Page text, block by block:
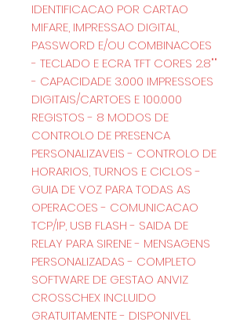
IDENTIFICACAO POR CARTAO
MIFARE, IMPRESSAO DIGITAL,
PASSWORD E/OU COMBINACOES
- TECLADO E ECRA TFT CORES 2.8""
- CAPACIDADE 3.000 IMPRESSOES
DIGITAIS/CARTOES E 100.000
REGISTOS - 8 MODOS DE
CONTROLO DE PRESENCA
PERSONALIZAVEIS - CONTROLO DE
HORARIOS, TURNOS E CICLOS -
GUIA DE VOZ PARA TODAS AS
OPERACOES - COMUNICACAO
TCP/IP, USB FLASH - SAIDA DE
RELAY PARA SIRENE - MENSAGENS
PERSONALIZADAS - COMPLETO
SOFTWARE DE GESTAO ANVIZ
CROSSCHEX INCLUIDO
GRATUITAMENTE - DISPONIVEL